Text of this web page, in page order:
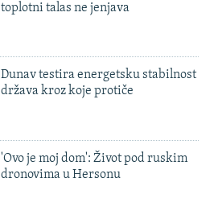
toplotni talas ne jenjava
Dunav testira energetsku stabilnost
država kroz koje protiče
'Ovo je moj dom': Život pod ruskim
dronovima u Hersonu